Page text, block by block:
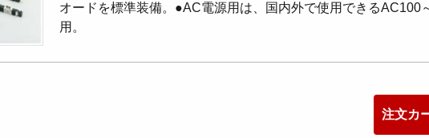
オードを標準装備。●AC電源用は、国内外で使用できる
用。
注文カ